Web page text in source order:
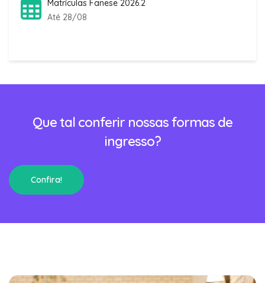
Matrículas Fanese 2026.2
Até 28/08
Que tal conferir nossas formas de
ingresso?
Confira!